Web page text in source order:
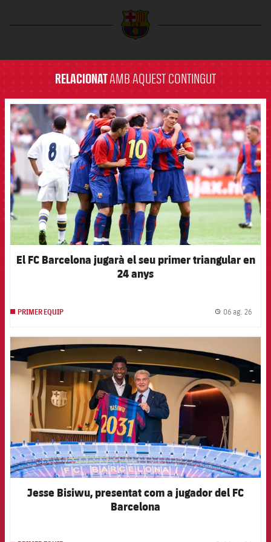
RELACIONATAMB AQUEST CONTINGUT
FCB Barcelona badge
El FC Barcelona jugarà el seu primer triangular en
24 anys
PRIMER EQUIP 06 ag. 26
Jesse Bisiwu, presentat com a jugador del FC
Barcelona